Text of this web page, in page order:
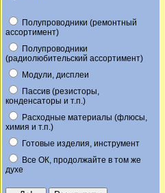
Полупроводники (ремонтный
ассортимент)
Полупроводники
(радиолюбительский ассортимент)
Модули, дисплеи
Пассив (резисторы,
конденсаторы и т.п.)
Расходные материалы (флюсы,
химия и т.п.)
Готовые изделия, инструмент
Все ОК, продолжайте в том же
духе